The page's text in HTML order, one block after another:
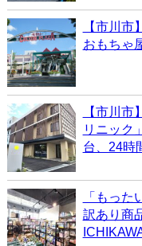
【市川市
おもちゃ
【市川市
リニック
台、24時
「もった
訳あり商